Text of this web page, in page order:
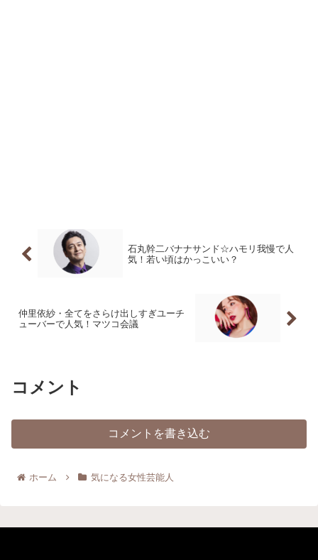
石丸幹二バナナサンド☆ハモリ我慢で人
気！若い頃はかっこいい？
仲里依紗・全てをさらけ出しすぎユーチ
ューバーで人気！マツコ会議
コメント
コメントを書き込む
ホーム 気になる女性芸能人